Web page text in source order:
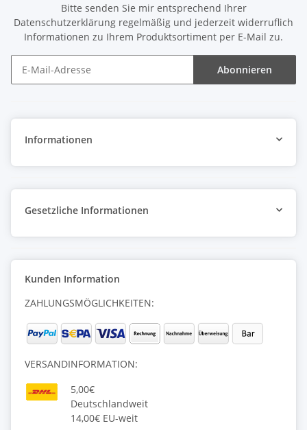
Bitte senden Sie mir entsprechend Ihrer
Datenschutzerklärung regelmäßig und jederzeit widerruflich
Informationen zu Ihrem Produktsortiment per E-Mail zu.
Abonnieren
Informationen
Gesetzliche Informationen
Kunden Information
ZAHLUNGSMÖGLICHKEITEN:
VERSANDINFORMATION:
5,00€
Deutschlandweit
14,00€ EU-weit